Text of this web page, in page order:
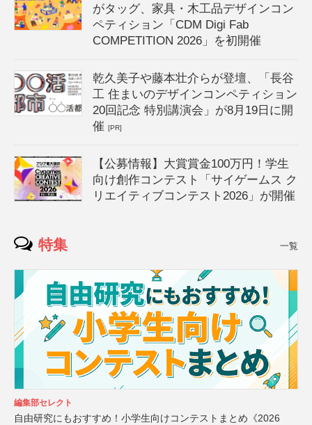
がタッグ、家具・木工品デザインコン
ペティション「CDM Digi Fab
COMPETITION 2026」を初開催
乾久美子や藤本壮介らが登壇、「長谷
工 住まいのデザインコンペティション
20回記念 特別講演会」が8月19日に開
催[PR]
【公募情報】大賞賞金100万円！学生
向け創作コンテスト「サイゲームス ク
リエイティブコンテスト2026」が開催
特集 一覧
編集部セレクト
自由研究にもおすすめ！小学生向けコンテストまとめ《2026